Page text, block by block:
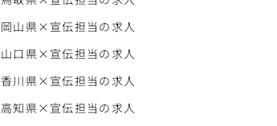
岡山県×宣伝担当の求人
山口県×宣伝担当の求人
香川県×宣伝担当の求人
高知県×宣伝担当の求人